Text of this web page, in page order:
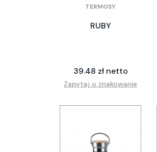
TERMOSY
RUBY
39.48 zł netto
Zapytaj o znakowanie